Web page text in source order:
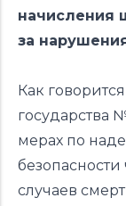
начисления
за
Как
государства
мерах по
случаев